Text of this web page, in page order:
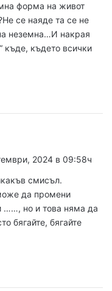
форма на живот
се наяде та се не
неземна…И накрая
къде, където всички
2024 в 09:58ч
смисъл.
да промени
……, но и това няма да
бягайте, бягайте